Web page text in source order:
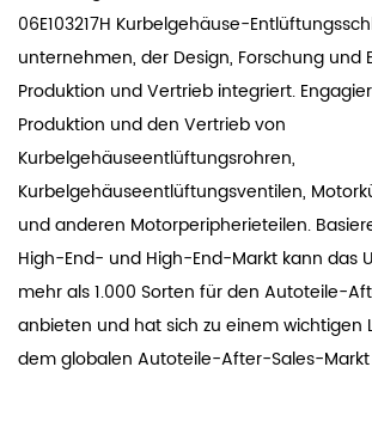
06E103217H Kurbelgehäuse-
unternehmen, der Design, Forschung und
Produktion und Vertrieb integriert.
Produktion und den Vertrieb von
Kurbelgehäuseentlüftungsrohren,
Kurbelgehäuseentlüftungsventilen,
und anderen Motorperipherieteilen.
High-End- und High-End-Markt kann das
mehr als 1.000 Sorten für den Autoteile-
anbieten und hat sich zu einem wichtigen
dem globalen Autoteile-After-Sales-